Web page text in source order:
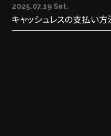
2025.07.19 Sat.
キャッシュレスの支払い